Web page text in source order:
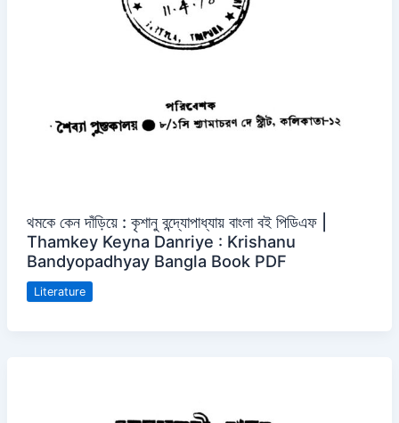
থমকে কেন দাঁড়িয়ে : কৃশানু বন্দ্যোপাধ্যায় বাংলা বই পিডিএফ |
Thamkey Keyna Danriye : Krishanu
Bandyopadhyay Bangla Book PDF
Literature